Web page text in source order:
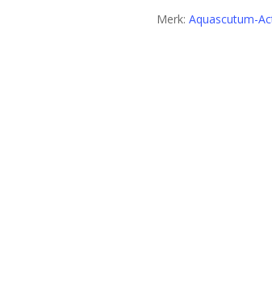
Merk: Aquascutum-